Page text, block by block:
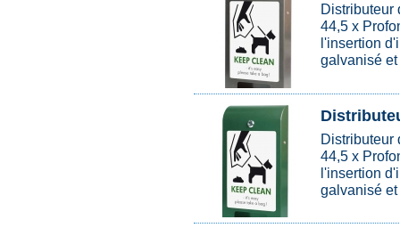
Distributeur
44,5 x
l'insertion
galvanisé
Distributeur
44,5 x
l'insertion
galvanisé